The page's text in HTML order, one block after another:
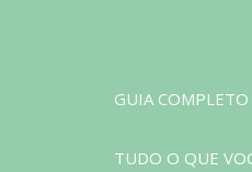
GUIA COMPLETO
TUDO O QUE